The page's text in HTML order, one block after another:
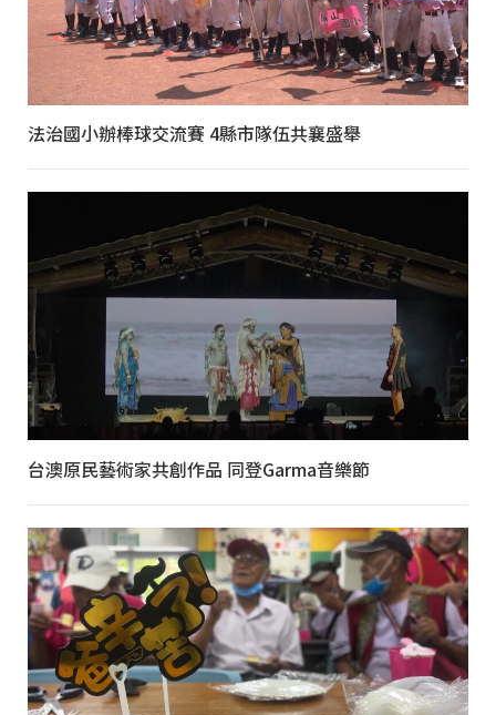
法治國小辦棒球交流賽 4縣市隊伍共襄盛舉
台澳原民藝術家共創作品 同登Garma音樂節